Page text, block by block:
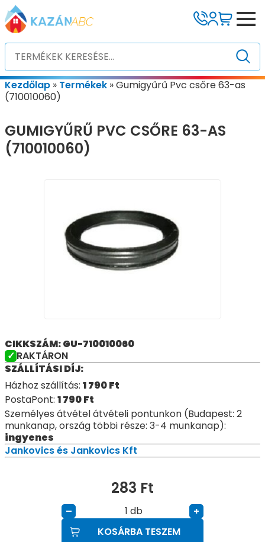
Kezdőlap » Termékek »Gumigyűrű Pvc csőre 63-as
(710010060)
GUMIGYŰRŰ PVC CSŐRE 63-AS
(710010060)
CIKKSZÁM: GU-710010060
RAKTÁRON
SZÁLLÍTÁSI DÍJ:
Házhoz szállítás: 1 790Ft
PostaPont: 1 790Ft
Személyes átvétel átvételi pontunkon (Budapest: 2
munkanap, ország többi része: 3-4 munkanap):
ingyenes
Jankovics és Jankovics Kft
283 Ft
– db
+
KOSÁRBA TESZEM